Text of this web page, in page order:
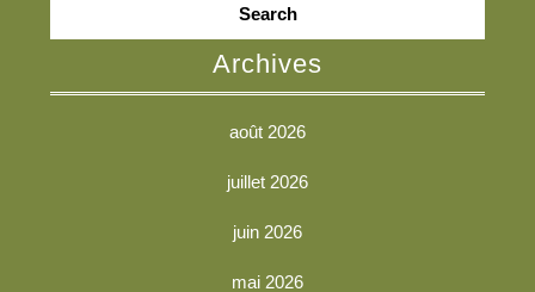
Archives
août 2026
juillet 2026
juin 2026
mai 2026